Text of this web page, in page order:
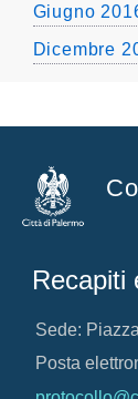
Giugno
Dicembre
Recapiti
Sede:
Posta